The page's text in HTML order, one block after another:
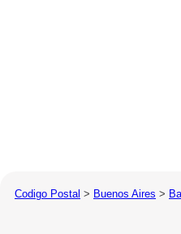
Codigo Postal > Buenos Aires >